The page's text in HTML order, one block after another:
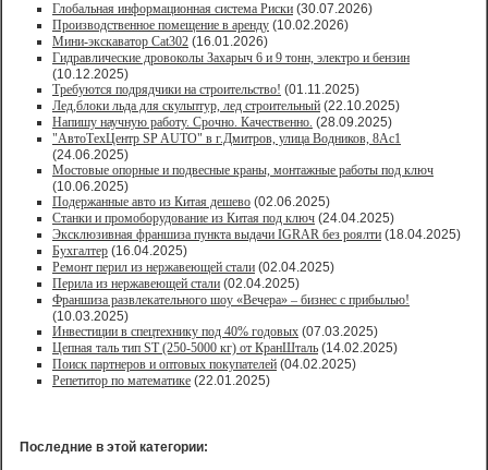
Глобальная информационная система Риски (30.07.2026)
Производственное помещение в аренду (10.02.2026)
Мини-экскаватор Cat302 (16.01.2026)
Гидравлические дровоколы Захарыч 6 и 9 тонн, электро и бензин
(10.12.2025)
Требуются подрядчики на строительство! (01.11.2025)
Лед,блоки льда для скульптур, лед строительный (22.10.2025)
Напишу научную работу. Срочно. Качественно. (28.09.2025)
"АвтоТехЦентр SP AUTO" в г.Дмитров, улица Водников, 8Ас1
(24.06.2025)
Мостовые опорные и подвесные краны, монтажные работы под ключ
(10.06.2025)
Подержанные авто из Китая дешево (02.06.2025)
Станки и промоборудование из Китая под ключ (24.04.2025)
Эксклюзивная франшиза пункта выдачи IGRAR без роялти (18.04.2025)
Бухгалтер (16.04.2025)
Ремонт перил из нержавеющей стали (02.04.2025)
Перила из нержавеющей стали (02.04.2025)
Франшиза развлекательного шоу «Вечера» – бизнес с прибылью!
(10.03.2025)
Инвестиции в спецтехнику под 40% годовых (07.03.2025)
Цепная таль тип ST (250-5000 кг) от КранШталь (14.02.2025)
Поиск партнеров и оптовых покупателей (04.02.2025)
Репетитор по математике (22.01.2025)
Последние в этой категории: